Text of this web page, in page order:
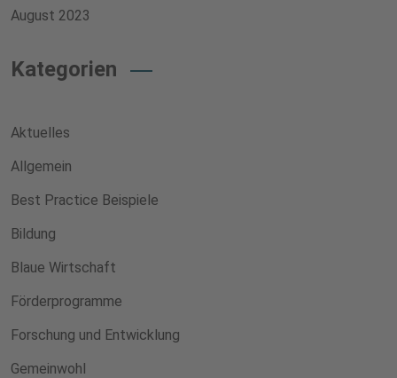
August 2023
Kategorien
Aktuelles
Allgemein
Best Practice Beispiele
Bildung
Blaue Wirtschaft
Förderprogramme
Forschung und Entwicklung
Gemeinwohl